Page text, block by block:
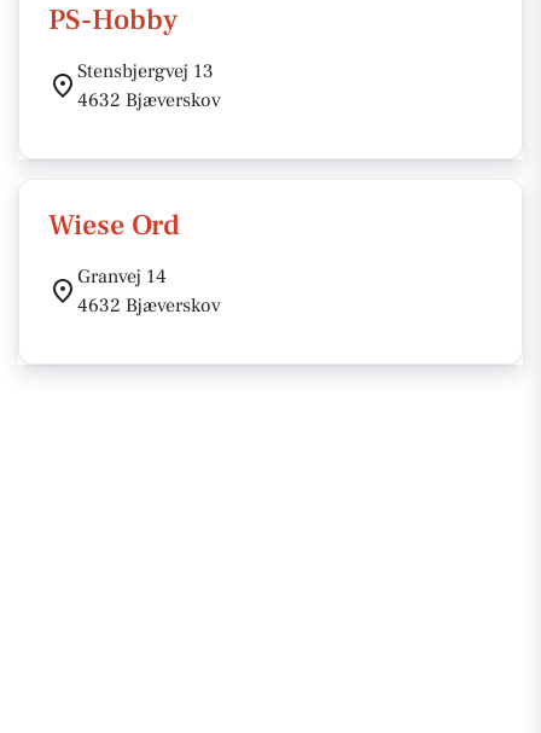
PS-Hobby
Stensbjergvej 13
4632 Bjæverskov
Wiese Ord
Granvej 14
4632 Bjæverskov